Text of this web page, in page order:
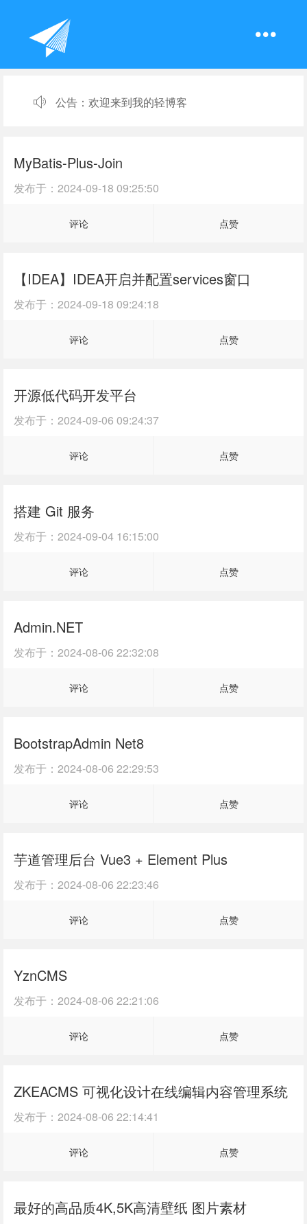
公告： 欢迎来到我的轻博客
MyBatis-Plus-Join
发布于： 2024-09-18 09:25:50
评论 点赞
【IDEA】IDEA开启并配置services窗口
发布于： 2024-09-18 09:24:18
评论 点赞
开源低代码开发平台
发布于： 2024-09-06 09:24:37
评论 点赞
搭建 Git 服务
发布于： 2024-09-04 16:15:00
评论 点赞
Admin.NET
发布于： 2024-08-06 22:32:08
评论 点赞
BootstrapAdmin Net8
发布于： 2024-08-06 22:29:53
评论 点赞
芋道管理后台 Vue3 + Element Plus
发布于： 2024-08-06 22:23:46
评论 点赞
YznCMS
发布于： 2024-08-06 22:21:06
评论 点赞
ZKEACMS 可视化设计在线编辑内容管理系统
发布于： 2024-08-06 22:14:41
评论 点赞
最好的高品质4K,5K高清壁纸 图片素材